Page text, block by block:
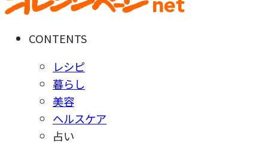
CONTENTS
レシピ
暮らし
美容
ヘルスケア
占い